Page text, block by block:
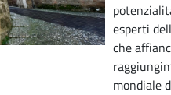
esperti
che
mondiale